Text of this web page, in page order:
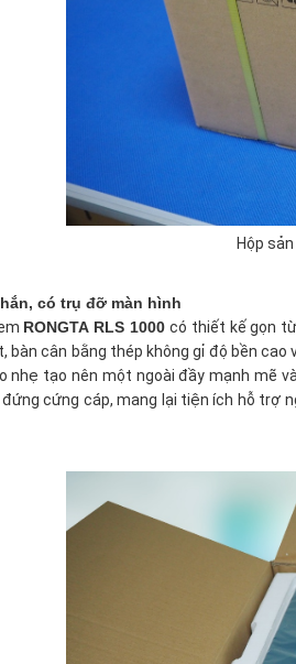
Hộp
có trụ đỡ màn hình
RONGTA RLS 1000có thiết kế gọn
bàn cân bằng thép không gỉ độ bền cao
nhẹ tạo nên một ngoài đầy mạnh mẽ
cứng cáp, mang lại tiện ích hỗ trợ